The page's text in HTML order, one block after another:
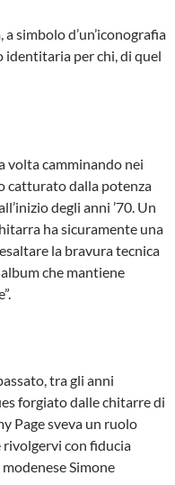
simbolo d’un’iconografia
identitaria per chi, di quel
volta camminando nei
catturato dalla potenza
degli anni ’70. Un
ha sicuramente una
la bravura tecnica
che mantiene
tra gli anni
forgiato dalle chitarre di
Page sveva un ruolo
con fiducia
Simone